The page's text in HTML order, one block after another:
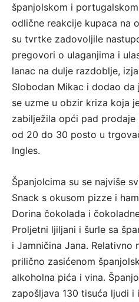
španjolskom i
odlične reakcije kupaca na
su tvrtke zadovoljile
pregovori o ulaganjima i
lanac na dulje razdoblje,
Slobodan Mikac i dodao
se uzme u obzir kriza koja
zabilježila opći pad
od 20 do 30 posto u
Ingles.
Španjolcima su se najviše
Snack s okusom pizze i
Dorina čokolada i
Proljetni ljiljani i šurle sa
i Jamničina Jana. Relativno
prilično zasićenom
alkoholna pića i vina.
zapošljava 130 tisuća ljudi i